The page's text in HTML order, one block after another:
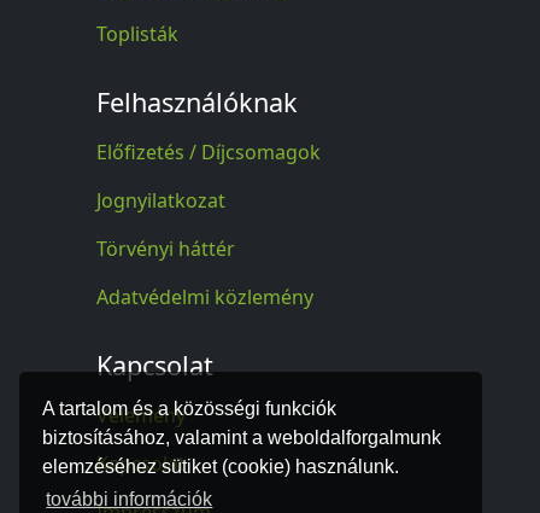
A tartalom és a közösségi funkciók
biztosításához, valamint a weboldalforgalmunk
elemzéséhez sütiket (cookie) használunk.
további információk
Toplisták
Felhasználóknak
Előfizetés / Díjcsomagok
Jognyilatkozat
Törvényi háttér
Adatvédelmi közlemény
Kapcsolat
Vélemény
Kapcsolat